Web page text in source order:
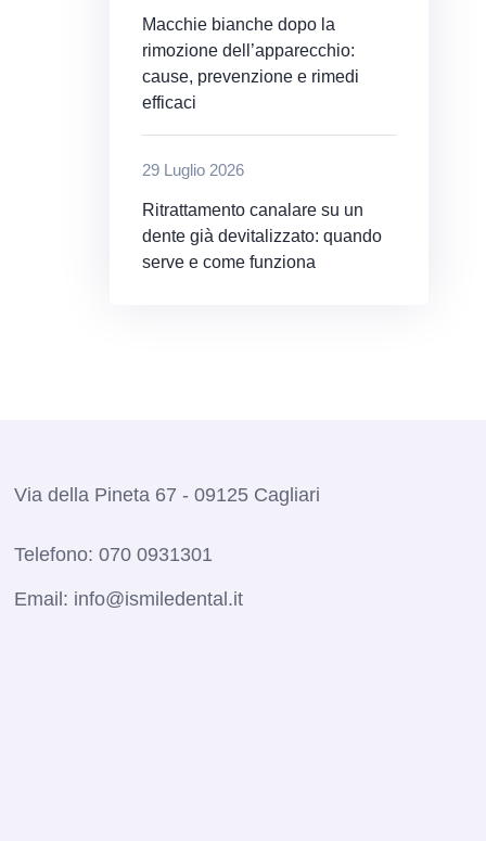
Macchie bianche dopo la
rimozione dell’apparecchio:
cause, prevenzione e rimedi
efficaci
29 Luglio 2026
Ritrattamento canalare su un
dente già devitalizzato: quando
serve e come funziona
Via della Pineta 67 - 09125 Cagliari
Telefono: 070 0931301
Email: info@ismiledental.it